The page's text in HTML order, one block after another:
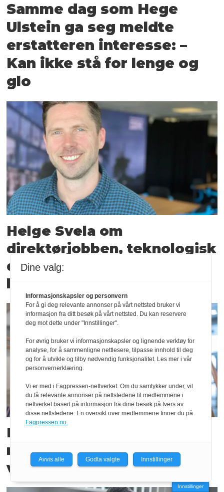
Samme dag som Hege
Ulstein ga seg meldte
erstatteren interesse: –
Kan ikke stå for lenge og
glo
Helge Svela om
direktørjobben, teknologisk
dommedag og hva som er
best av maskin vs hund
Hadde aldri hatt en jobb i
mer enn tre år. Nå har hun
vært NMD-sjef i 17 år
Innstillinger
Dine valg:
Informasjonskapsler og personvern
For å gi deg relevante annonser på vårt nettsted bruker vi
informasjon fra ditt besøk på vårt nettsted. Du kan reservere
deg mot dette under "Innstillinger".
For øvrig bruker vi informasjonskapsler og lignende verktøy for
analyse, for å sammenligne nettlesere, tilpasse innhold til deg
og for å utvikle og tilby nødvendig funksjonalitet. Les mer i vår
personvernerklæring.
Vi er med i Fagpressen-nettverket. Om du samtykker under, vil
du få relevante annonser på nettstedene til medlemmene i
nettverket basert på informasjon fra dine besøk på tvers av
disse nettstedene. En oversikt over medlemmene finner du på
Fagpressen.no.
Avvis alle Godta valgte Innstillinger